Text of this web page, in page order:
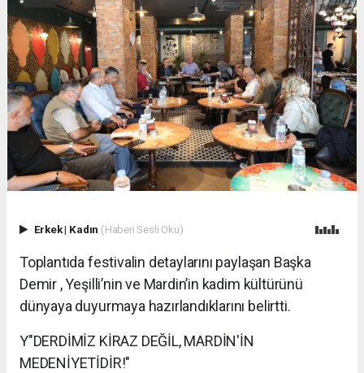
Erkek| Kadın (Haberi Sesli Oku)
Toplantıda festivalin detaylarını paylaşan Başka
Demir , Yeşilli’nin ve Mardin’in kadim kültürünü
dünyaya duyurmaya hazırlandıklarını belirtti.
Y"DERDİMİZ KİRAZ DEĞİL, MARDİN'İN
MEDENİYETİDİR!"